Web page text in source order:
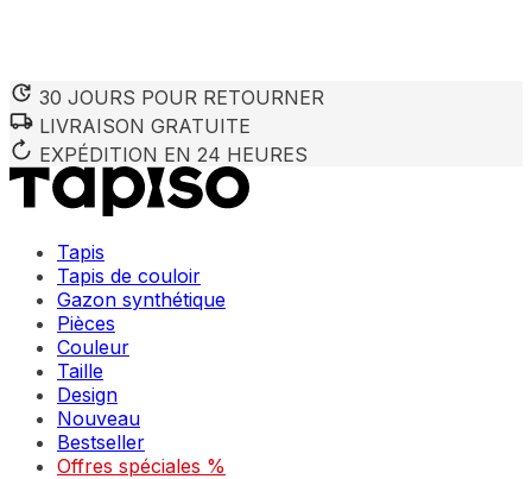
30 JOURS POUR RETOURNER
LIVRAISON GRATUITE
EXPÉDITION EN 24 HEURES
Tapis
Tapis de couloir
Gazon synthétique
Pièces
Couleur
Taille
Design
Nouveau
Bestseller
Offres spéciales %
Nous utilisons des cookies pour personnaliser le contenu
partenaires peuvent combiner ces informations avec
utilisation de leurs services.
Les cookies indispensables sont cruciaux pour les
Les cookies liés aux préférences permettent au site de
comme votre langue préférée ou la région dans laquelle